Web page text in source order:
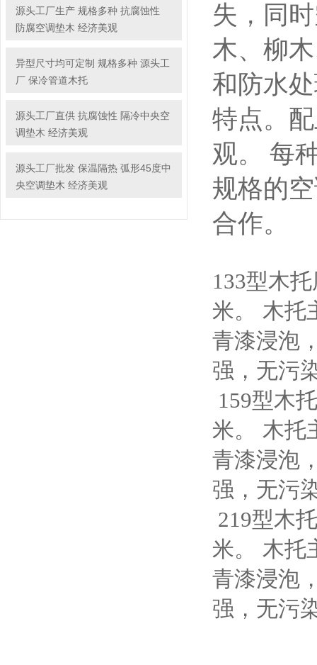
源头工厂生产 规格多种 抗腐蚀性
防腐空调垫木 经济美观
异型尺寸均可定制 规格多种 源头工
厂 保冷管道木托
源头工厂直供 抗腐蚀性 隔冷中央空
调垫木 经济美观
源头工厂批发 保温隔热 弧形45度中
央空调垫木 经济美观
失，同
木、柳
和防水
特点。
观。 每
规格的
合作。
133型木
米。
木托
青漆浸泡
强，无污
159型木
米。
木托
青漆浸泡
强，无污
219型木
米。
木托
青漆浸泡
强，无污